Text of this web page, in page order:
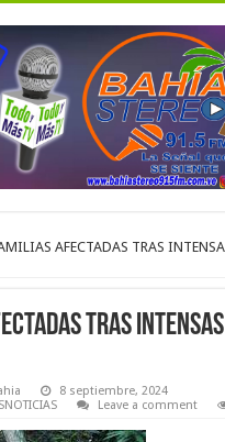
AFECTADAS TRAS
TRAS
8 septiembre, 2024
Leave a comment